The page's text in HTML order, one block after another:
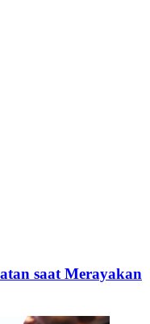
saat Merayakan